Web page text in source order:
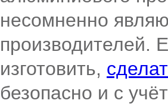
несомненно
производителей.
изготовить,
безопасно и с